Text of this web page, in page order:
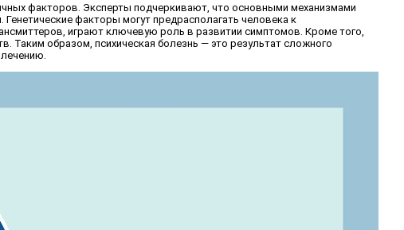
факторов. Эксперты подчеркивают, что основными механизмами
факторы могут предрасполагать человека к
играют ключевую роль в развитии симптомов. Кроме того,
Таким образом, психическая болезнь — это результат сложного